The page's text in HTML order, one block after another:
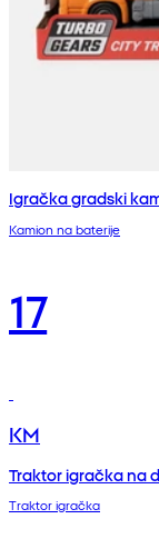
Igračka gradski
Kamion na baterije
17
KM
Traktor igračka na
Traktor igračka